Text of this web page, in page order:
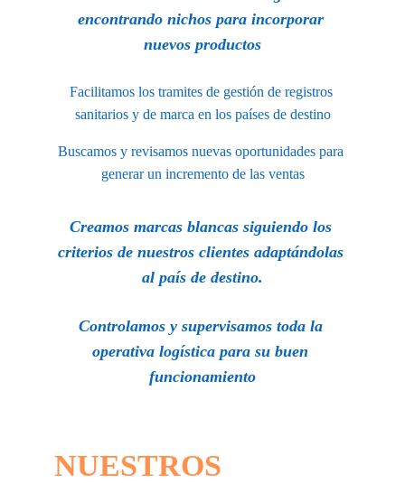
Creamos marcas blancas siguiendo los
criterios de nuestros clientes adaptándolas
al país de destino.
Controlamos y supervisamos toda la
operativa logística para su buen
funcionamiento
encontrando nichos para incorporar
nuevos productos
Facilitamos los tramites de gestión de registros
sanitarios y de marca en los países de destino
Buscamos y revisamos nuevas oportunidades para
generar un incremento de las ventas
NUESTROS